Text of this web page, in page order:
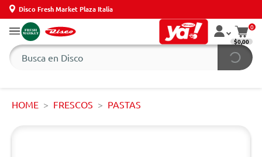
Disco Fresh Market Plaza Italia
0
$0,00
HOME FRESCOS PASTAS